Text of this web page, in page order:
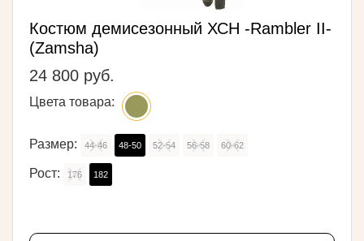
Костюм демисезонный ХСН -Rambler II-
(Zamsha)
24 800 руб.
Цвета товара:
Размер: 44-46 48-50 52-54 56-58 60-62
Рост: 176 182